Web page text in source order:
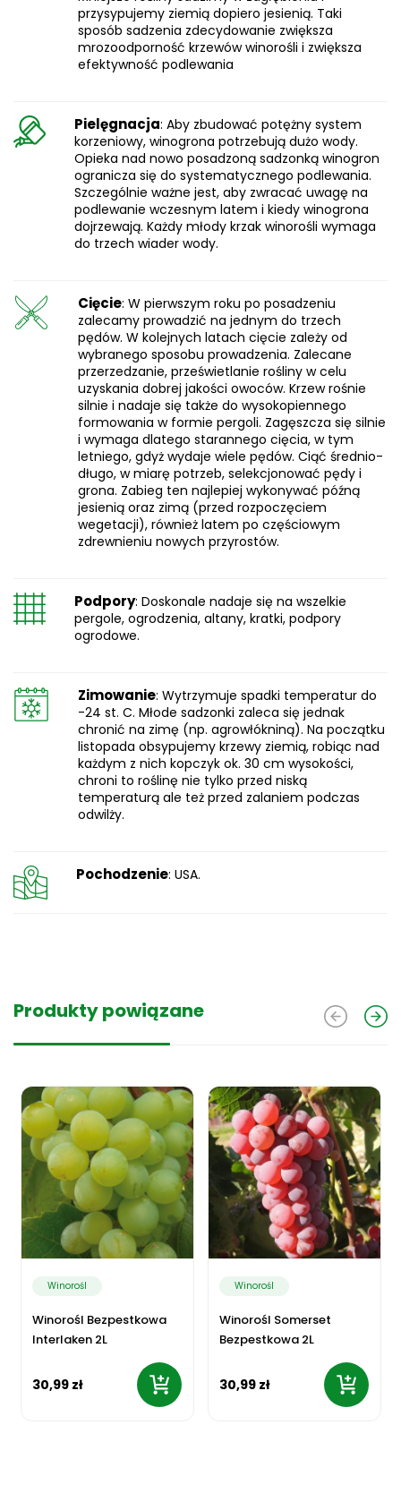
przysypujemy ziemią dopiero jesienią. Taki
sposób sadzenia zdecydowanie zwiększa
mrozoodporność krzewów winorośli i zwiększa
efektywność podlewania
Pielęgnacja: Aby zbudować potężny system
korzeniowy, winogrona potrzebują dużo wody.
Opieka nad nowo posadzoną sadzonką winogron
ogranicza się do systematycznego podlewania.
Szczególnie ważne jest, aby zwracać uwagę na
podlewanie wczesnym latem i kiedy winogrona
dojrzewają. Każdy młody krzak winorośli wymaga
do trzech wiader wody.
Cięcie: W pierwszym roku po posadzeniu
zalecamy prowadzić na jednym do trzech
pędów. W kolejnych latach cięcie zależy od
wybranego sposobu prowadzenia. Zalecane
przerzedzanie, prześwietlanie rośliny w celu
uzyskania dobrej jakości owoców. Krzew rośnie
silnie i nadaje się także do wysokopiennego
formowania w formie pergoli. Zagęszcza się silnie
i wymaga dlatego starannego cięcia, w tym
letniego, gdyż wydaje wiele pędów. Ciąć średnio-
długo, w miarę potrzeb, selekcjonować pędy i
grona. Zabieg ten najlepiej wykonywać późną
jesienią oraz zimą (przed rozpoczęciem
wegetacji), również latem po częściowym
zdrewnieniu nowych przyrostów.
Podpory: Doskonale nadaje się na wszelkie
pergole, ogrodzenia, altany, kratki, podpory
ogrodowe.
Zimowanie: Wytrzymuje spadki temperatur do
-24 st. C. Młode sadzonki zaleca się jednak
chronić na zimę (np. agrowłókniną). Na początku
listopada obsypujemy krzewy ziemią, robiąc nad
każdym z nich kopczyk ok. 30 cm wysokości,
chroni to roślinę nie tylko przed niską
temperaturą ale też przed zalaniem podczas
odwilży.
Pochodzenie: USA.
Produkty powiązane
Winorośl
Winorośl Bezpestkowa
Interlaken 2L
30,99 zł
Winorośl
Winorośl Somerset
Bezpestkowa 2L
30,99 zł